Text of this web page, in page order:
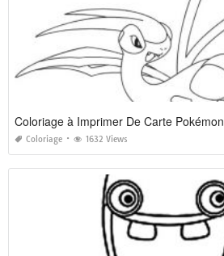
Coloriage à Imprimer De Carte Pokémon
Coloriage 1632 Views